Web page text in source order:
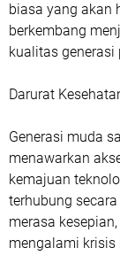
biasa yang akan
berkembang
kualitas generasi
Darurat
Generasi muda
menawarkan
kemajuan
terhubung
merasa
mengalami krisis